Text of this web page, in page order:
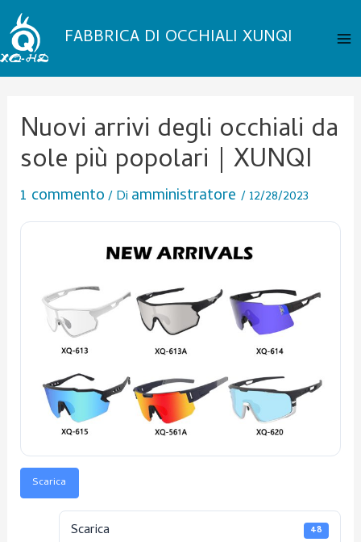
Vai
al
contenuto FABBRICA DI OCCHIALI XUNQI
Nuovi arrivi degli occhiali da
sole più popolari｜XUNQI
1 commento/ Di amministratore /12/28/2023
Scarica
Scarica 48
navigazione